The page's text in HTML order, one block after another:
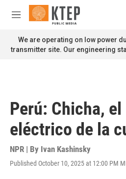
Skip to main content
M
n
u
We are operating on low power
transmitter site. Our engineering
Perú: Chicha,
eléctrico de la
NPR | By Ivan Kashinsky
Published October 10, 2025 at 12:00 PM